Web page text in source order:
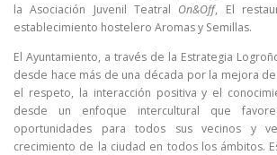
la Asociación Juvenil Teatral On&Off, El
establecimiento hostelero Aromas y Semillas.
El Ayuntamiento, a través de la Estrategia
desde hace más de una década por la mejora
el respeto, la interacción positiva y el
desde un enfoque intercultural que
oportunidades para todos sus vecinos y
crecimiento de la ciudad en todos los ámbitos.